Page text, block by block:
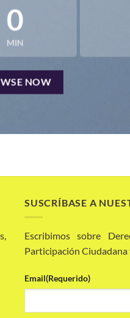
0
MIN
NOW
SUSCRÍBASE A
Escribimos sobre
Participación
Email(Requerido)